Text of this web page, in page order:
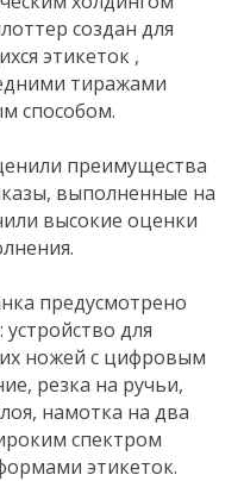
создан для
этикеток ,
тиражами
способом.
преимущества
выполненные на
высокие оценки
предусмотрено
для
ножей с цифровым
резка на ручьи,
намотка на два
спектром
этикеток.